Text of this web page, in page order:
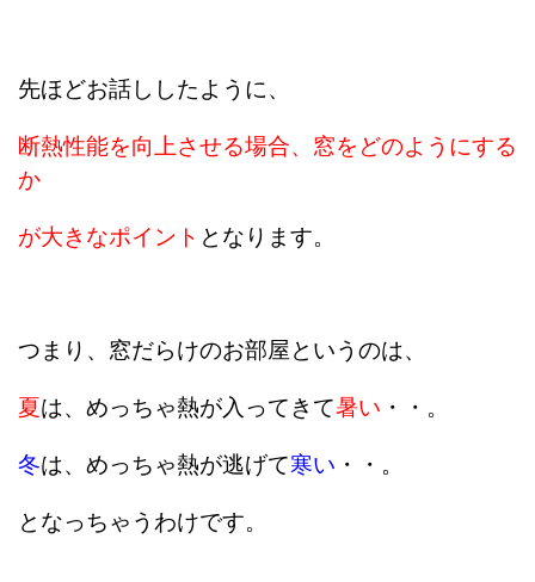
先ほどお話ししたように、
断熱性能を向上させる場合、窓をどのようにする
か
が大きなポイント となります。
つまり、窓だらけのお部屋というのは、
夏は、めっちゃ熱が入ってきて暑い ・・。
冬は、めっちゃ熱が逃げて寒い ・・。
となっちゃうわけです。